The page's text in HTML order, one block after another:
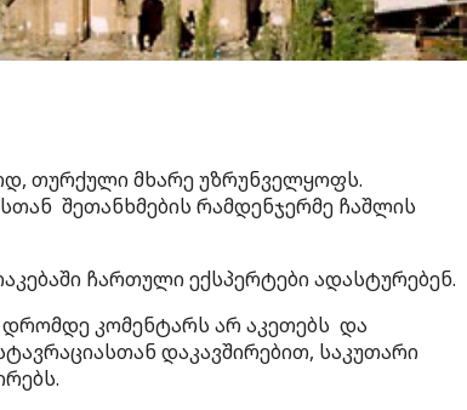
თურქული მხარე უზრუნველყოფს.
შეთანხმების რამდენჯერმე ჩაშლის
ჩართული ექსპერტები ადასტურებენ.
დრომდე კომენტარს არ აკეთებს და
დაკავშირებით, საკუთარი